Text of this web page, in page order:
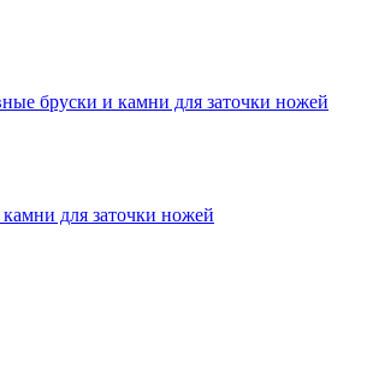
бруски и камни для заточки ножей
для заточки ножей